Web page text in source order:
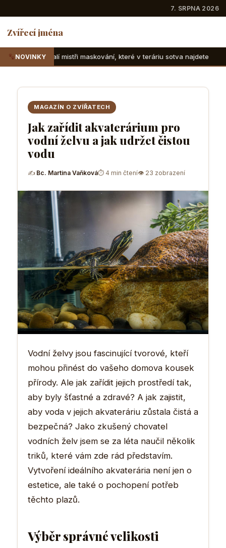
7. SRPNA 2026
Zvířecí jména
NOVINKYkteré v teráriu sotva najdete Suchozemské
MAGAZÍN O ZVÍŘATECH
Jak zařídit akvaterárium pro
vodní želvu a jak udržet čistou
vodu
✍ Bc. Martina Vaňková⏱ 4 min čtení👁 23 zobrazení
Vodní želvy jsou fascinující tvorové, kteří
mohou přinést do vašeho domova kousek
přírody. Ale jak zařídit jejich prostředí tak,
aby byly šťastné a zdravé? A jak zajistit,
aby voda v jejich akvateráriu zůstala čistá a
bezpečná? Jako zkušený chovatel
vodních želv jsem se za léta naučil několik
triků, které vám zde rád představím.
Vytvoření ideálního akvaterária není jen o
estetice, ale také o pochopení potřeb
těchto plazů.
Výběr správné velikosti